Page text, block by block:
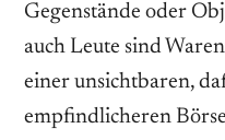
Gegenstände oder
auch Leute sind
einer unsichtbaren,
empfindlicheren